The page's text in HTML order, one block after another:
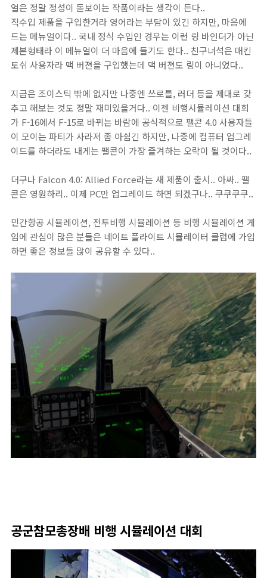
얼은 정말 정성이 돋보이는 작품이라는 생각이 든다..
직수입 제품을 구입한거라 영어라는 부담이 있긴 하지만, 마음에
드는 메뉴얼이다.. 국내 정식 수입인 경우는 이런 링 바인더가 아닌
제본형태라 이 메뉴얼이 더 마음에 들기도 한다.. 친구녀석은 매킨
토쉬 사용자라 맥 버젼을 구입했는데 맥 버젼도 링이 아니었다..
지금은 조이스틱 밖에 없지만 나중엔 쓰로틀, 러더 등을 제대로 갖
추고 해보는 것도 정말 재미있을거다.. 이젠 비행시뮬레이션 대회
가 F-16에서 F-15로 바뀌는 바람에 공식적으로 팰콘 4.0 사용자들
이 모이는 파티가 사라져 좀 아쉽긴 하지만, 나중에 컴퓨터 업그레
이드를 하더라도 내게는 팰콘이 가장 즐겨하는 오락이 될 것이다..
더구나 Falcon 4.0: Allied Force라는 새 제품이 출시.. 아싸.. 팰
콘은 영원하리.. 이제 PC만 업그레이드 하면 되겠구나.. 쿠쿠쿠쿠..
민간항공 시뮬레이션, 전투비행 시뮬레이션 등 비행 시뮬레이션 게
임에 관심이 많은 분들은 네이트 플라이트 시뮬레이터 클럽에 가입
하면 좋은 정보들 많이 공유할 수 있다..
공군참모총장배 비행 시뮬레이션 대회